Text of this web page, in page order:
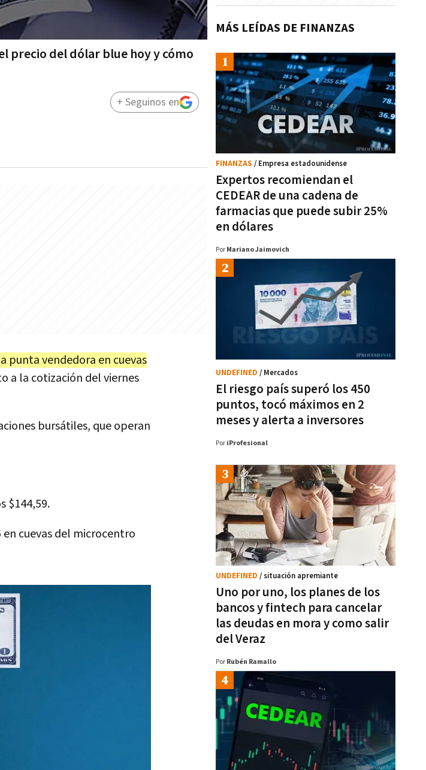
precio del dólar blue hoy y cómo
+ Seguinos en
punta vendedora en cuevas
a la cotización del viernes
bursátiles, que operan
$144,59.
en cuevas del microcentro
MÁS LEÍDAS DE FINANZAS
Expertos recomiendan el
CEDEAR de una cadena de
farmacias que puede subir 25%
en dólares
FINANZAS / Empresa estadounidense
Por Mariano Jaimovich
El riesgo país superó los 450
puntos, tocó máximos en 2
meses y alerta a inversores
UNDEFINED / Mercados
Por iProfesional
Uno por uno, los planes de los
bancos y fintech para cancelar
las deudas en mora y como salir
del Veraz
UNDEFINED / situación apremiante
Por Rubén Ramallo